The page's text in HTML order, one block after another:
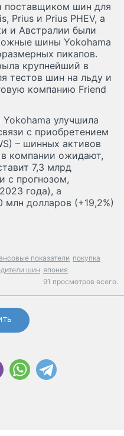
поставщиком шин для
Prius и Prius PHEV, а
и Австралии были
шины Yokohama
пикапов.
крупнейший в
тестов шин на льду и
компанию Friend
улучшила
с приобретением
– шинных активов
компании ожидают,
7,3 млрд
с прогнозом,
года), а
млн долларов (+19,2%)
показатели покупка
шин япония
91 просмотров всего.